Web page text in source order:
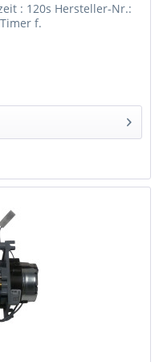
: 120s Hersteller-Nr.:
f.